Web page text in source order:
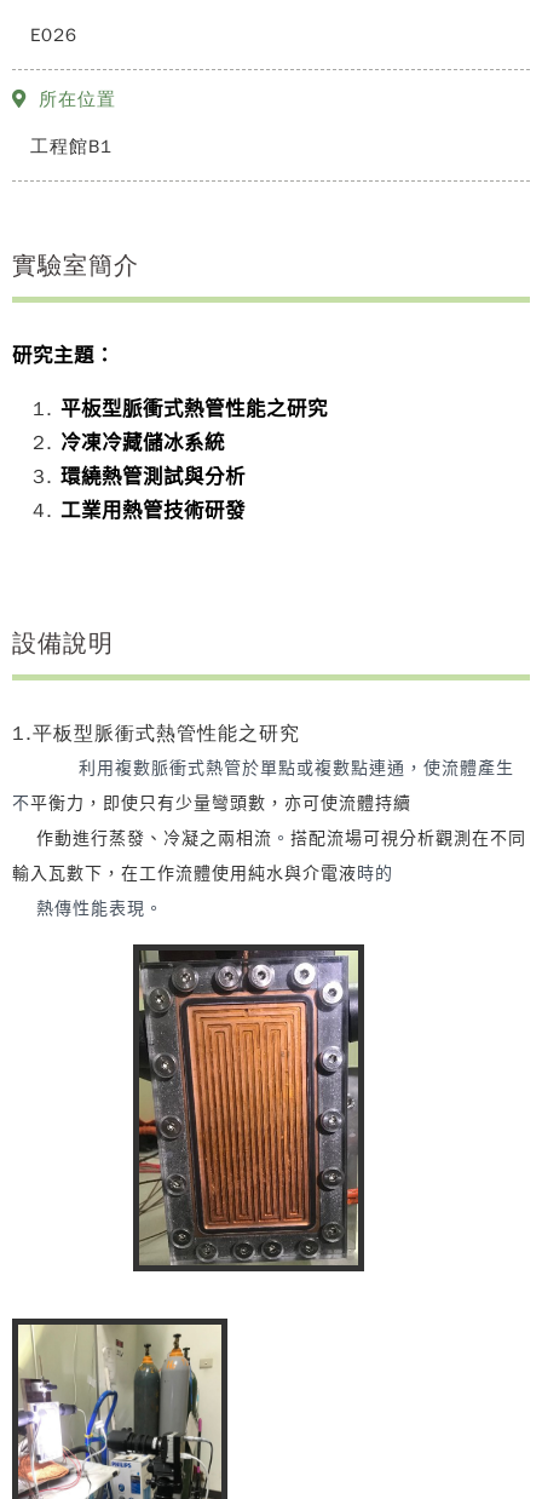
E026
所在位置
工程館B1
實驗室簡介
研究主題：
平板型脈衝式熱管性能之研究
冷凍冷藏儲冰系統
環繞熱管測試與分析
工業用熱管技術研發
設備說明
1.平板型脈衝式熱管性能之研究
利用複數脈衝式熱管於單點或複數點連通，使流體產生
不平衡力，即使只有少量彎頭數，亦可使流體持續
作動進行蒸發、冷凝之兩相流 。 搭配流場可視分析觀測在不同
輸入瓦數下，在工作流體使用純水與介電液時的
熱傳性能表現。